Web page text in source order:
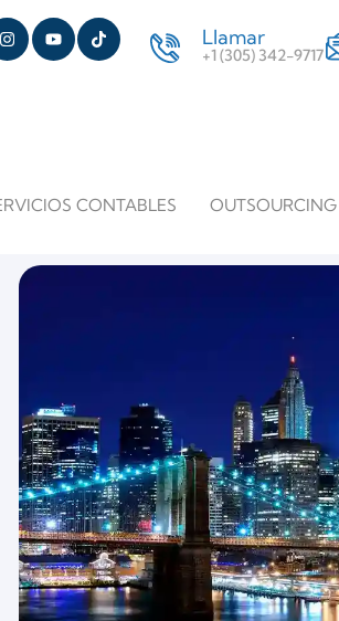
Llamar
+1 (305) 342-9717
CONTABLES
OUTSOURCING